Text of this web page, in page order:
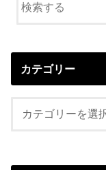
カテゴリー